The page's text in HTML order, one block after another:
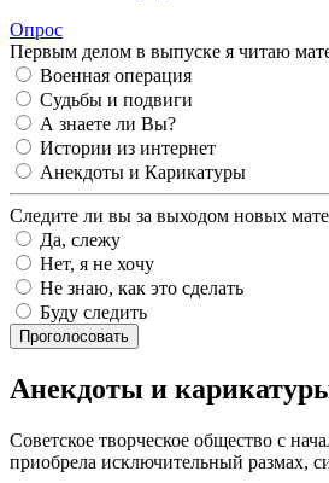
Опрос
Первым делом в выпуске я читаю
Военная операция
Судьбы и подвиги
А знаете ли Вы?
Истории из интернет
Анекдоты и Карикатуры
Следите ли вы за выходом новых
Да, слежу
Нет, я не хочу
Не знаю, как это сделать
Буду следить
Проголосовать
Анекдоты и
Советское творческое общество с
приобрела исключительный размах,